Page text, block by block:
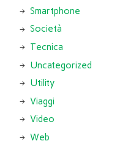
Smartphone
Società
Tecnica
Uncategorized
Utility
Viaggi
Video
Web